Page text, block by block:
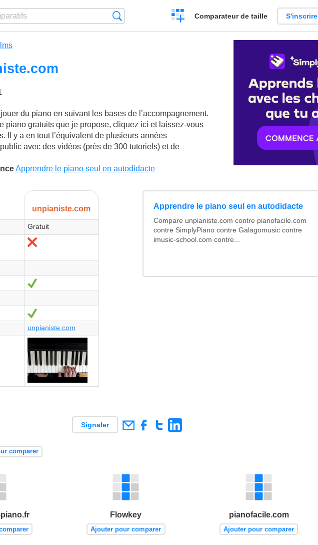
Créer
un
Comparateur de taille S'inscrire
du piano en suivant les bases de l’accompagnement.
piano gratuits que je propose, cliquez ici et laissez-vous
Il y a en tout l’équivalent de plusieurs années
avec des vidéos (près de 300 tutoriels) et de
Apprendre le piano seul en autodidacte
unpianiste.com
Gratuit
Non
Oui
Oui
unpianiste.com
Apprendre le piano seul en autodidacte
Compare unpianiste.com contre pianofacile.com
contre SimplyPiano contre Galagomusic contre
imusic-school.com contre...
Signaler
comparer
Flowkey
Ajouter pour comparer
pianofacile.com
Ajouter pour comparer